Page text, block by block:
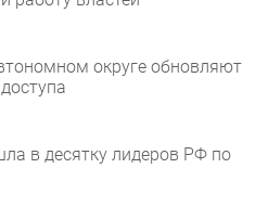
округе обновляют
в десятку лидеров РФ по